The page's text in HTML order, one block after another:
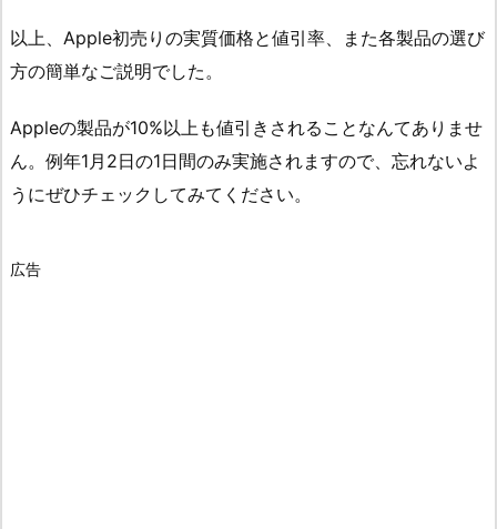
以上、Apple初売りの実質価格と値引率、また各製品の選び
方の簡単なご説明でした。
Appleの製品が10%以上も値引きされることなんてありませ
ん。例年1月2日の1日間のみ実施されますので、忘れないよ
うにぜひチェックしてみてください。
広告